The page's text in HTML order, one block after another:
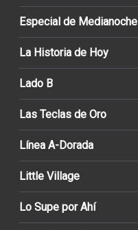
Especial de Medianoche
La Historia de Hoy
Lado B
Las Teclas de Oro
Línea A-Dorada
Little Village
Lo Supe por Ahí